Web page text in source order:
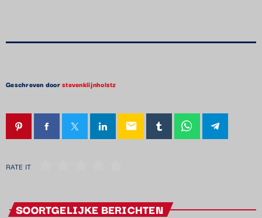
Geschreven doorstevenklijnholstz
email
RATE IT
SOORTGELIJKE BERICHTEN